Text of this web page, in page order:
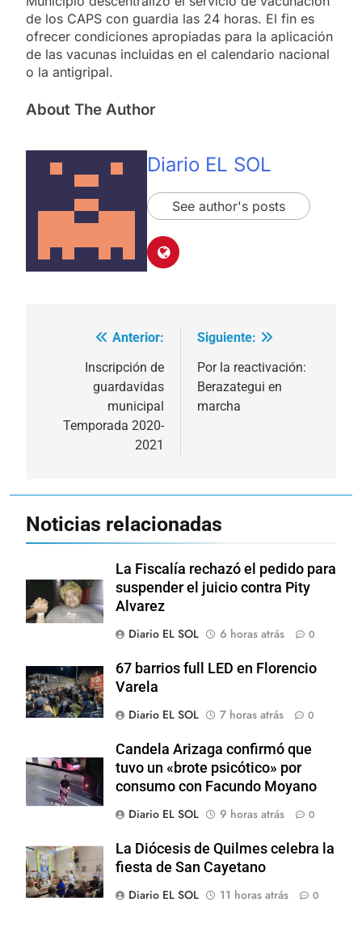
de los CAPS con guardia las 24 horas. El fin es
ofrecer condiciones apropiadas para la aplicación
de las vacunas incluidas en el calendario nacional
o la antigripal.
About The Author
Diario EL SOL
See author's posts
Navegación
entradas
Anterior:
Inscripción de
guardavidas
municipal
Temporada 2020-
2021
Siguiente:
Por la reactivación:
Berazategui en
marcha
Noticias relacionadas
La Fiscalía rechazó el pedido para
suspender el juicio contra Pity
Alvarez
Diario EL SOL
6 horas atrás 0
67 barrios full LED en Florencio
Varela
Diario EL SOL
7 horas atrás 0
Candela Arizaga confirmó que
tuvo un «brote psicótico» por
consumo con Facundo Moyano
Diario EL SOL
9 horas atrás 0
La Diócesis de Quilmes celebra la
fiesta de San Cayetano
Diario EL SOL
11 horas atrás 0